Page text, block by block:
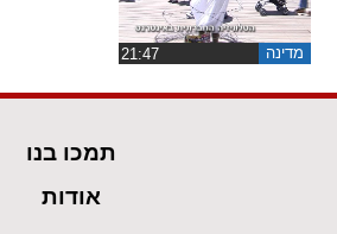
קו תחתי לקישורים
cached
איפוס
flag
מדינה
תמכו בנו
אודות